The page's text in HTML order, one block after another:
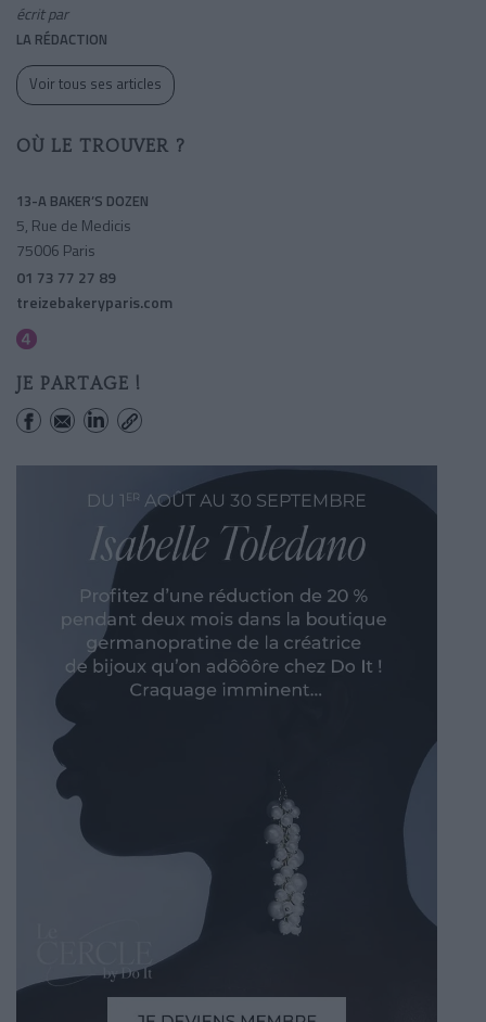
écrit par
LA RÉDACTION
Voir tous ses articles
OÙ LE TROUVER ?
13-A BAKER’S DOZEN
5, Rue de Medicis
75006 Paris
01 73 77 27 89
treizebakeryparis.com
JE PARTAGE !